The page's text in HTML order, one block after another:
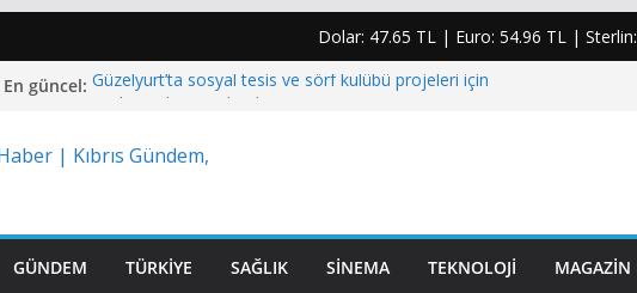
Dolar: 47.65 TL| Euro: 54.96 TL| Sterlin:
En güncel: Güzelyurt’ta sosyal tesis ve sörf kulübü projeleri için
maliyetlere mahkum etti”
Polisiye olaylar…
GÜNDEM TÜRKIYE SAĞLIK SINEMA TEKNOLOJI MAGAZIN